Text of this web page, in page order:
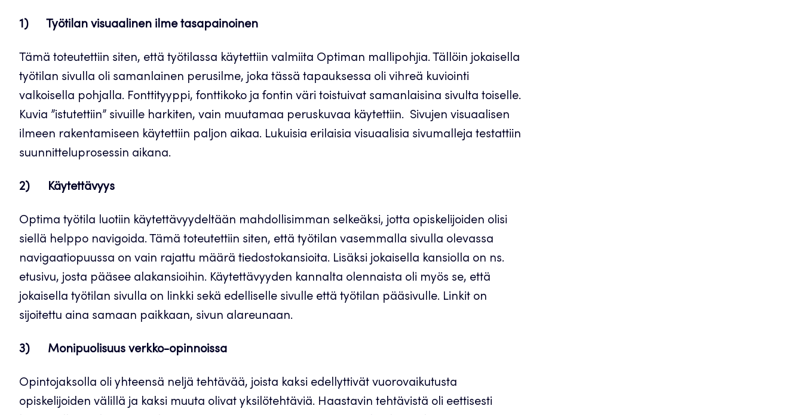
1) Työtilan visuaalinen ilme tasapainoinen
Tämä toteutettiin siten, että työtilassa käytettiin valmiita Optiman mallipohjia. Tällöin jokaisella
työtilan sivulla oli samanlainen perusilme, joka tässä tapauksessa oli vihreä kuviointi
valkoisella pohjalla. Fonttityyppi, fonttikoko ja fontin väri toistuivat samanlaisina sivulta toiselle.
Kuvia ”istutettiin” sivuille harkiten, vain muutamaa peruskuvaa käytettiin. Sivujen visuaalisen
ilmeen rakentamiseen käytettiin paljon aikaa. Lukuisia erilaisia visuaalisia sivumalleja testattiin
suunnitteluprosessin aikana.
2) Käytettävyys
Optima työtila luotiin käytettävyydeltään mahdollisimman selkeäksi, jotta opiskelijoiden olisi
siellä helppo navigoida. Tämä toteutettiin siten, että työtilan vasemmalla sivulla olevassa
navigaatiopuussa on vain rajattu määrä tiedostokansioita. Lisäksi jokaisella kansiolla on ns.
etusivu, josta pääsee alakansioihin. Käytettävyyden kannalta olennaista oli myös se, että
jokaisella työtilan sivulla on linkki sekä edelliselle sivulle että työtilan pääsivulle. Linkit on
sijoitettu aina samaan paikkaan, sivun alareunaan.
3) Monipuolisuus verkko-opinnoissa
Opintojaksolla oli yhteensä neljä tehtävää, joista kaksi edellyttivät vuorovaikutusta
opiskelijoiden välillä ja kaksi muuta olivat yksilötehtäviä. Haastavin tehtävistä oli eettisesti